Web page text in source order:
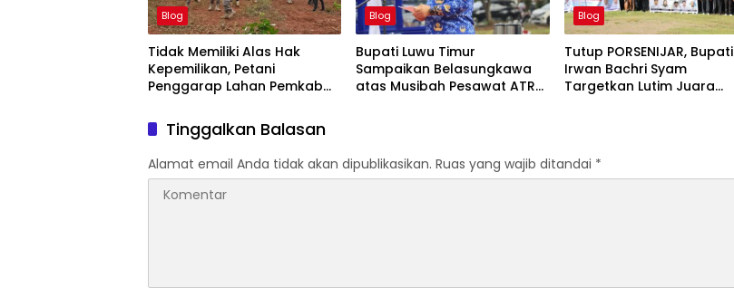
Blog
Tidak Memiliki Alas Hak
Kepemilikan, Petani
Penggarap Lahan Pemkab
Rugi Tanah
Blog
Bupati Luwu Timur
Sampaikan Belasungkawa
atas Musibah Pesawat ATR
Blog
Tutup PORSENIJAR, Bupati
Irwan Bachri Syam
Targetkan Lutim Juara
Tinggalkan Balasan
Alamat email Anda tidak akan dipublikasikan. Ruas yang wajib ditandai *